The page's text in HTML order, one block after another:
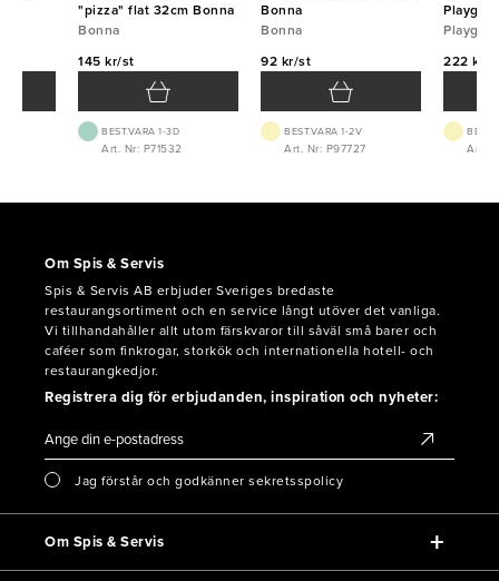
"pizza" flat 32cm Bonna
Bonna
145 kr/st
BEST.VARA 1-3D
Art. Nr: P71532
Bonna
Bonna
92 kr/st
BEST.VARA 1-2V
Art. Nr: P97727
222 kr/
Art.
Om Spis & Servis
Spis & Servis AB erbjuder Sveriges bredaste
restaurangsortiment och en service långt utöver det vanliga.
Vi tillhandahåller allt utom färskvaror till såväl små barer och
caféer som finkrogar, storkök och internationella hotell- och
restaurangkedjor.
Registrera dig för erbjudanden, inspiration och nyheter:
Jag förstår och godkänner sekretsspolicy
Om Spis & Servis